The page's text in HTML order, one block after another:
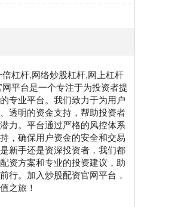
杠杆,网络炒股杠杆,网上杠杆
平台是一个专注于为投资者提
专业平台。我们致力于为用户
透明的资金支持，帮助投资者
力。平台通过严格的风控体系
，确保用户资金的安全和交易
新手还是资深投资者，我们都
资方案和专业的投资建议，助
行。加入炒股配资官网平台，
之旅！